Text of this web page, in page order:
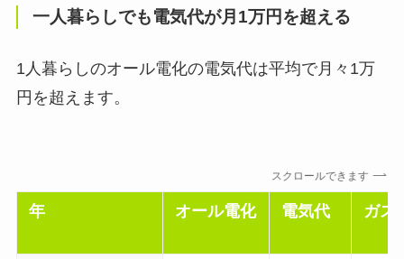
一人暮らしでも電気代が月1万円を超える
1人暮らしのオール電化の電気代は平均で月々1万
円を超えます。
スクロールできます
年 オール電化 電気代 ガス